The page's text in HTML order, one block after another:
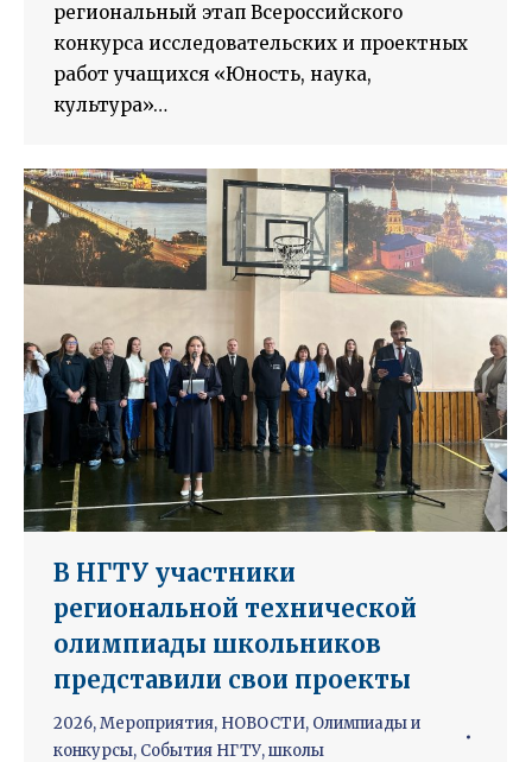
региональный этап Всероссийского
конкурса исследовательских и проектных
работ учащихся «Юность, наука,
культура»…
В НГТУ участники
региональной технической
олимпиады школьников
представили свои проекты
2026,Мероприятия, НОВОСТИ, Олимпиады и
конкурсы, События НГТУ,школы